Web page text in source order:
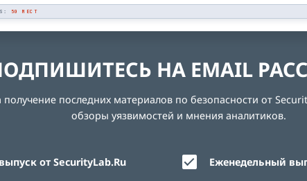
50 МЕСТ
НА EMAIL
последних материалов по безопасности от
обзоры уязвимостей и мнения аналитиков.
от SecurityLab.Ru Еженедельный